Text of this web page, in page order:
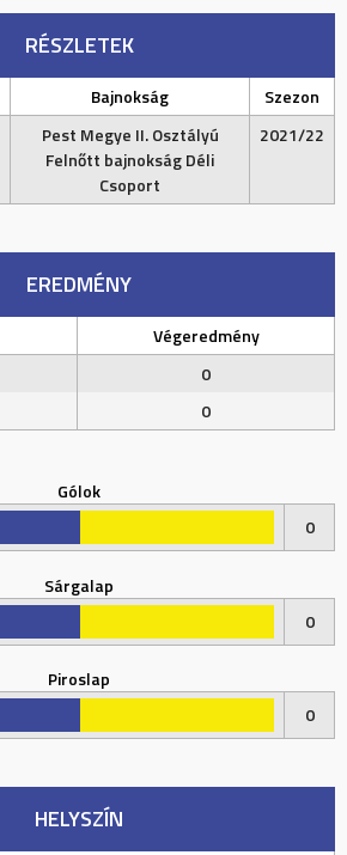
RÉSZLETEK
Bajnokság
Szezon
Pest Megye II. Osztályú
Felnőtt bajnokság Déli
Csoport
2021/22
EREDMÉNY
Végeredmény
0
0
Gólok
0
Sárgalap
0
Piroslap
0
HELYSZÍN